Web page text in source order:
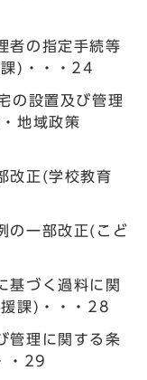
者の指定手続等
課)・・・24
の設置及び管理
地域政策
改正(学校教育
の一部改正(こど
基づく過料に関
課)・・・28
管理に関する条
・29